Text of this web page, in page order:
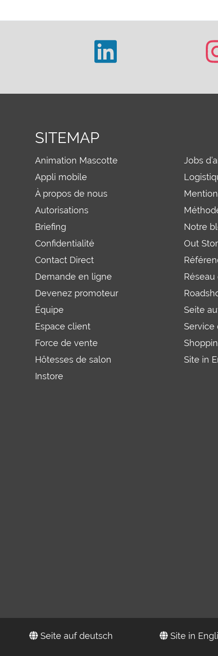
SITEMAP
Animation Mascotte
Appli mobile
À propos de nous
Autorisations
Briefing
Confidentialité
Contact Direct
Demande en ligne
Devenez promoteur
Équipe
Espace client
Force de vente
Hôtesses de salon
Instore
Jobs
Notre
Out
Seite
Service
Site in
Seite auf deutsch Site in